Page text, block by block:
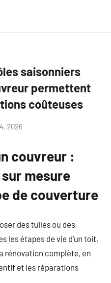
saisonniers
permettent
coûteuses
2026
couvreur :
mesure
de couverture
des tuiles ou des
les étapes de vie d’un toit,
rénovation complète, en
et les réparations